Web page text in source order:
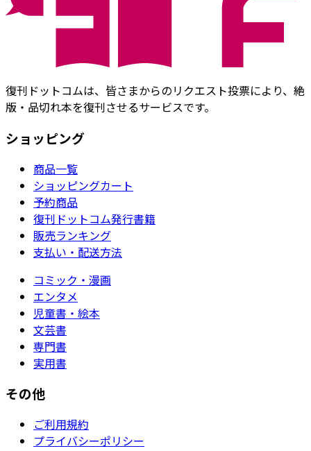
復刊ドットコムは、皆さまからのリクエスト投票により、絶
版・品切れ本を復刊させるサービスです。
ショッピング
商品一覧
ショッピングカート
予約商品
復刊ドットコム発行書籍
販売ランキング
支払い・配送方法
コミック・漫画
エンタメ
児童書・絵本
文芸書
専門書
実用書
その他
ご利用規約
プライバシーポリシー